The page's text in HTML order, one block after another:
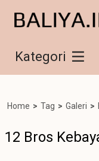
Kategori
Home > Tag > Galeri >
12 Bros